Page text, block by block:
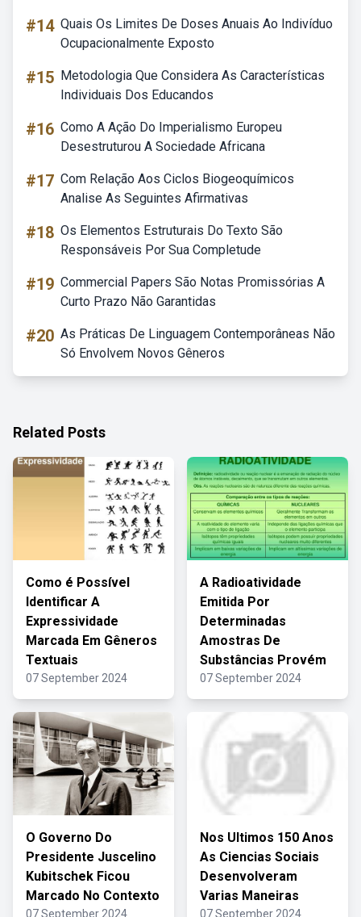
#14 Quais Os Limites De Doses Anuais Ao Indivíduo
Ocupacionalmente Exposto
#15 Metodologia Que Considera As Características
Individuais Dos Educandos
#16 Como A Ação Do Imperialismo Europeu
Desestruturou A Sociedade Africana
#17 Com Relação Aos Ciclos Biogeoquímicos
Analise As Seguintes Afirmativas
#18 Os Elementos Estruturais Do Texto São
Responsáveis Por Sua Completude
#19 Commercial Papers São Notas Promissórias A
Curto Prazo Não Garantidas
#20 As Práticas De Linguagem Contemporâneas Não
Só Envolvem Novos Gêneros
Related Posts
Como é Possível
Identificar A
Expressividade
Marcada Em Gêneros
Textuais
07 September 2024
A Radioatividade
Emitida Por
Determinadas
Amostras De
Substâncias Provém
07 September 2024
O Governo Do
Presidente Juscelino
Kubitschek Ficou
Marcado No Contexto
07 September 2024
Nos Ultimos 150 Anos
As Ciencias Sociais
Desenvolveram
Varias Maneiras
07 September 2024